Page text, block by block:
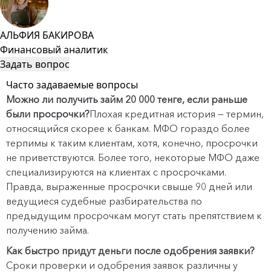
АЛЬФИЯ БАКИРОВА
Финансовый аналитик
Задать вопрос
Часто задаваемые вопросы
Можно ли получить займ 20 000 тенге, если раньше
были просрочки?Плохая кредитная история — термин,
относящийся скорее к банкам. МФО гораздо более
терпимы к таким клиентам, хотя, конечно, просрочки
не приветствуются. Более того, некоторые МФО даже
специализируются на клиентах с просрочками.
Правда, выраженные просрочки свыше 90 дней или
ведущиеся судебные разбирательства по
предыдущим просрочкам могут стать препятствием к
получению займа.
Как быстро придут деньги после одобрения заявки?
Сроки проверки и одобрения заявок различны у